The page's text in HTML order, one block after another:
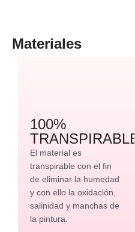
Materiales
100%
TRANSPIRABLE
El material es
transpirable con el fin
de eliminar la humedad
y con ello la oxidación,
salinidad y manchas de
la pintura.